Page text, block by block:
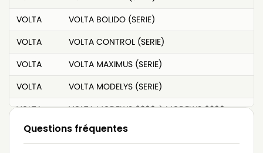
VOLTA
VOLTA BOLIDO (SERIE)
VOLTA
VOLTA CONTROL (SERIE)
VOLTA
VOLTA MAXIMUS (SERIE)
VOLTA
VOLTA MODELYS (SERIE)
VOLTA
VOLTA MODELYS 6200 à MODELYS 6290
VOLTA
VOLTA QUICKSTOP (SERIE)
Questions fréquentes